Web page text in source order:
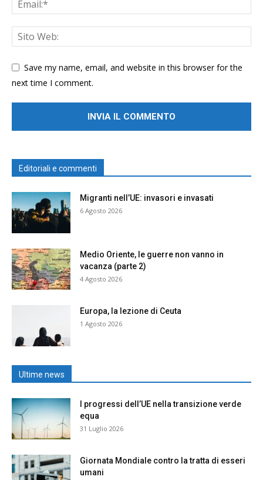
Save my name, email, and website in this browser for the
next time I comment.
Editoriali e commenti
Migranti nell’UE: invasori e invasati
6 Agosto 2026
Medio Oriente, le guerre non vanno in
vacanza (parte 2)
4 Agosto 2026
Europa, la lezione di Ceuta
1 Agosto 2026
Ultime news
I progressi dell’UE nella transizione verde
equa
31 Luglio 2026
Giornata Mondiale contro la tratta di esseri
umani